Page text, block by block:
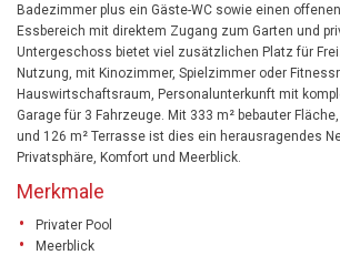
Badezimmer plus ein Gäste-WC sowie einen
Essbereich mit direktem Zugang zum Garten und
Untergeschoss bietet viel zusätzlichen Platz für
Nutzung, mit Kinozimmer, Spielzimmer oder
Hauswirtschaftsraum, Personalunterkunft mit
Garage für 3 Fahrzeuge. Mit 333 m² bebauter
und 126 m² Terrasse ist dies ein herausragendes
Privatsphäre, Komfort und Meerblick.
Merkmale
Privater Pool
Meerblick